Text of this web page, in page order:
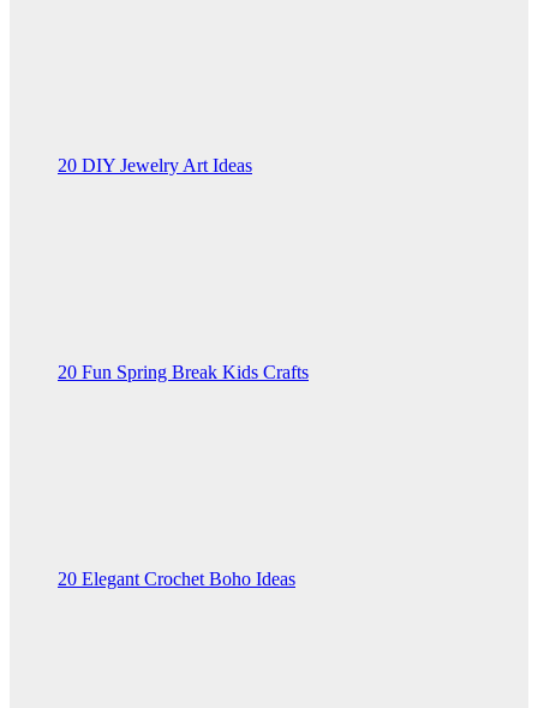
20 DIY Jewelry Art Ideas
20 Fun Spring Break Kids Crafts
20 Elegant Crochet Boho Ideas